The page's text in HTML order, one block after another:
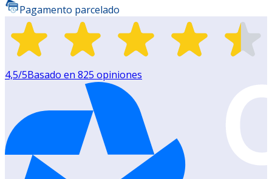
Pagamento parcelado
4,5/5Basado en 825 opiniones